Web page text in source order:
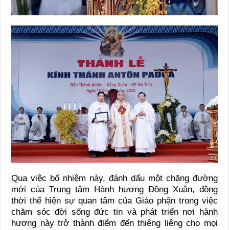
Qua việc bổ nhiệm này, đánh dấu một chặng đường
mới của Trung tâm Hành hương Đồng Xuân, đồng
thời thể hiện sự quan tâm của Giáo phận trong việc
chăm sóc đời sống đức tin và phát triển nơi hành
hương này trở thành điểm đến thiêng liêng cho mọi